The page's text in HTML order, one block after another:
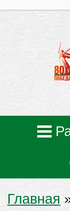
Главная